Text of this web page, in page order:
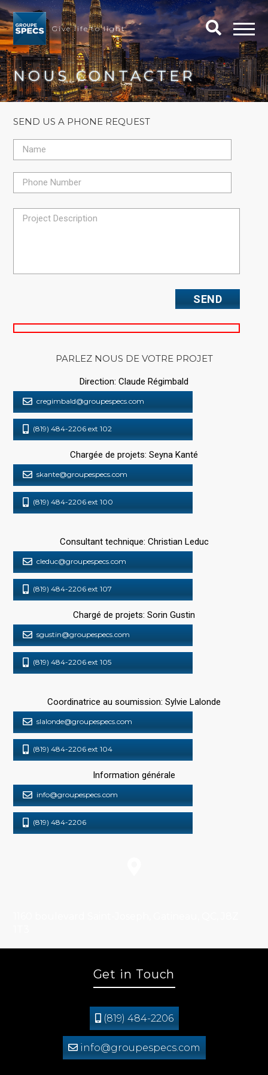
Give life to light
NOUS CONTACTER
SEND US A PHONE REQUEST
PARLEZ NOUS DE VOTRE PROJET
Direction: Claude Régimbald
cregimbald@groupespecs.com
(819) 484-2206 ext 102
Chargée de projets: Seyna Kanté
skante@groupespecs.com
(819) 484-2206 ext 100
Consultant technique: Christian Leduc
cleduc@groupespecs.com
(819) 484-2206 ext 107
Chargé de projets: Sorin Gustin
sgustin@groupespecs.com
(819) 484-2206 ext 105
Coordinatrice au soumission: Sylvie Lalonde
slalonde@groupespecs.com
(819) 484-2206 ext 104
Information générale
info@groupespecs.com
(819) 484-2206
Get in Touch
(819) 484-2206
info@groupespecs.com